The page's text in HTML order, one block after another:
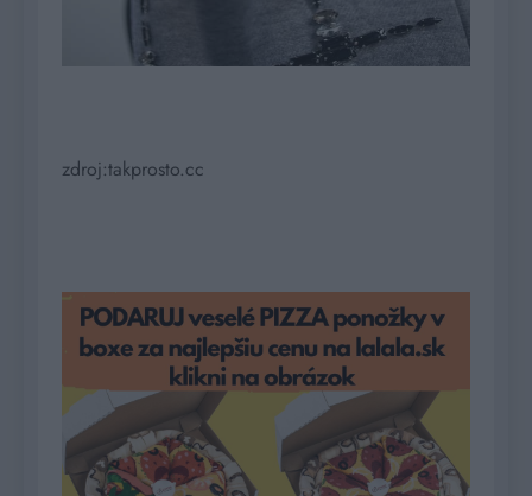
zdroj:takprosto.cc